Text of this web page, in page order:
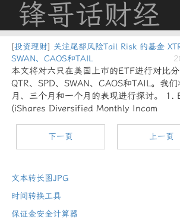
锋哥话财经
[投资理财] 关注尾部风险Tail Risk 的基金
SWAN、CAOS和TAIL
本文将对六只在美国上市的ETF进行对比分
QTR、SPD、SWAN、CAOS和TAIL。我
月、三个月和一个月的表现进行探讨。 1.
(iShares Diversified Monthly Incom
下一页 上一页
文本转长图JPG
时间转换工具
保证金安全计算器